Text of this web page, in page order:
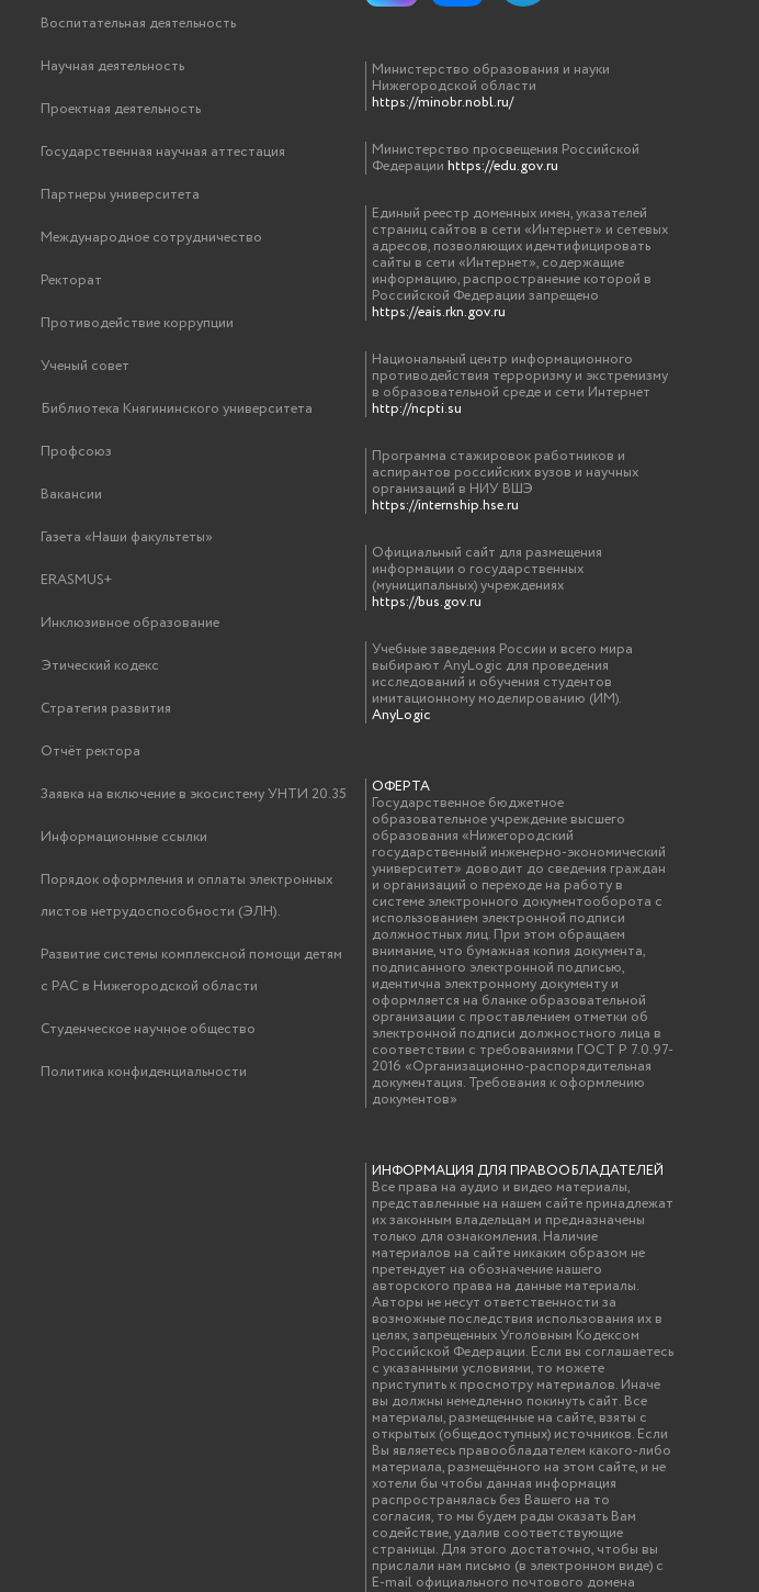
Воспитательная деятельность
Научная деятельность
Проектная деятельность
Государственная научная аттестация
Партнеры университета
Международное сотрудничество
Ректорат
Противодействие коррупции
Ученый совет
Библиотека Княгининского университета
Профсоюз
Вакансии
Газета «Наши факультеты»
ERASMUS+
Инклюзивное образование
Этический кодекс
Стратегия развития
Отчёт ректора
Заявка на включение в экосистему УНТИ 20.35
Информационные ссылки
Порядок оформления и оплаты электронных
листов нетрудоспособности (ЭЛН).
Развитие системы комплексной помощи детям
с РАС в Нижегородской области
Студенческое научное общество
Политика конфиденциальности
Министерство образования и науки
Нижегородской области
https://minobr.nobl.ru/
Министерство просвещения Российской
Федерации https://edu.gov.ru
Единый реестр доменных имен, указателей
страниц сайтов в сети «Интернет» и сетевых
адресов, позволяющих идентифицировать
сайты в сети «Интернет», содержащие
информацию, распространение которой в
Российской Федерации запрещено
https://eais.rkn.gov.ru
Национальный центр информационного
противодействия терроризму и экстремизму
в образовательной среде и сети Интернет
http://ncpti.su
Программа стажировок работников и
аспирантов российских вузов и научных
организаций в НИУ ВШЭ
https://internship.hse.ru
Официальный сайт для размещения
информации о государственных
(муниципальных) учреждениях
https://bus.gov.ru
Учебные заведения России и всего мира
выбирают AnyLogic для проведения
исследований и обучения студентов
имитационному моделированию (ИМ).
AnyLogic
ОФЕРТА
Государственное бюджетное
образовательное учреждение высшего
образования «Нижегородский
государственный инженерно-экономический
университет» доводит до сведения граждан
и организаций о переходе на работу в
системе электронного документооборота с
использованием электронной подписи
должностных лиц. При этом обращаем
внимание, что бумажная копия документа,
подписанного электронной подписью,
идентична электронному документу и
оформляется на бланке образовательной
организации с проставлением отметки об
электронной подписи должностного лица в
соответствии с требованиями ГОСТ Р 7.0.97-
2016 «Организационно-распорядительная
документация. Требования к оформлению
документов»
ИНФОРМАЦИЯ ДЛЯ ПРАВООБЛАДАТЕЛЕЙ
Все права на аудио и видео материалы,
представленные на нашем сайте принадлежат
их законным владельцам и предназначены
только для ознакомления. Наличие
материалов на сайте никаким образом не
претендует на обозначение нашего
авторского права на данные материалы.
Авторы не несут ответственности за
возможные последствия использования их в
целях, запрещенных Уголовным Кодексом
Российской Федерации. Если вы соглашаетесь
с указанными условиями, то можете
приступить к просмотру материалов. Иначе
вы должны немедленно покинуть сайт. Все
материалы, размещенные на сайте, взяты с
открытых (общедоступных) источников. Если
Вы являетесь правообладателем какого-либо
материала, размещённого на этом сайте, и не
хотели бы чтобы данная информация
распространялась без Вашего на то
согласия, то мы будем рады оказать Вам
содействие, удалив соответствующие
страницы. Для этого достаточно, чтобы вы
прислали нам письмо (в электронном виде) с
E-mail официального почтового домена